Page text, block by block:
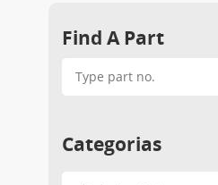
Find A Part
Categorias